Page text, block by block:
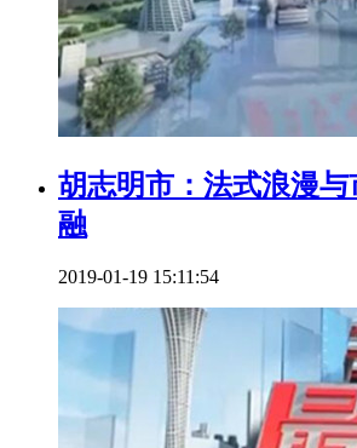
胡志明市：法式浪漫
融
2019-01-19 15:11:54